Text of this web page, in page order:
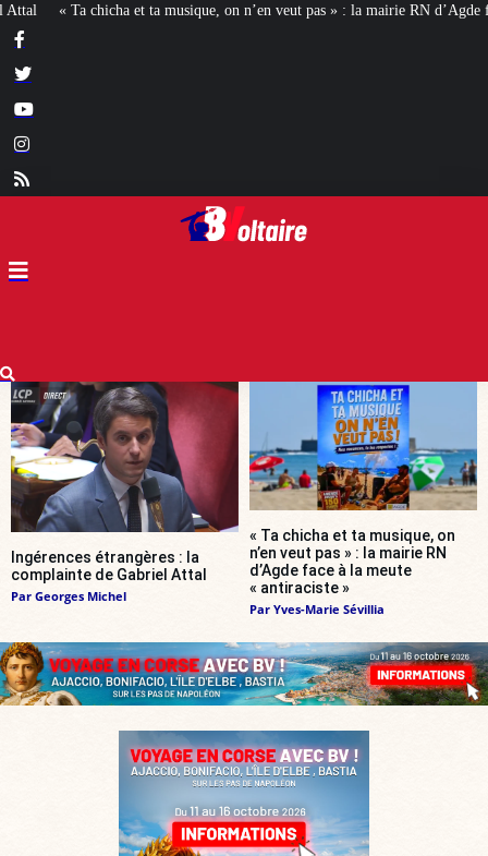
n’en veut pas » : la mairie RN d’Agde face à la meute « antiraciste » La
Ingérences étrangères : la
complainte de Gabriel Attal
Par Georges Michel
« Ta chicha et ta musique, on
n’en veut pas » : la mairie RN
d’Agde face à la meute
« antiraciste »
Par Yves-Marie Sévillia